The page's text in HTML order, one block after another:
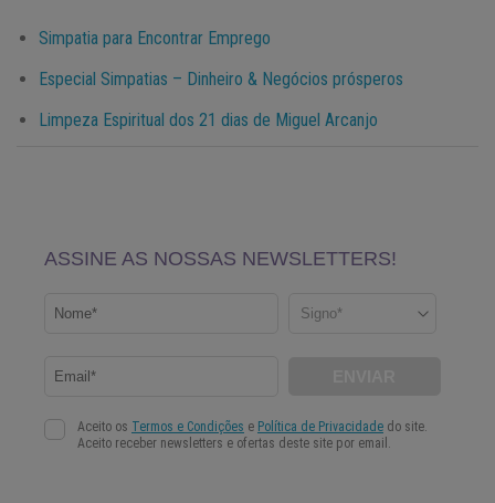
Simpatia para Encontrar Emprego
Especial Simpatias – Dinheiro & Negócios prósperos
Limpeza Espiritual dos 21 dias de Miguel Arcanjo